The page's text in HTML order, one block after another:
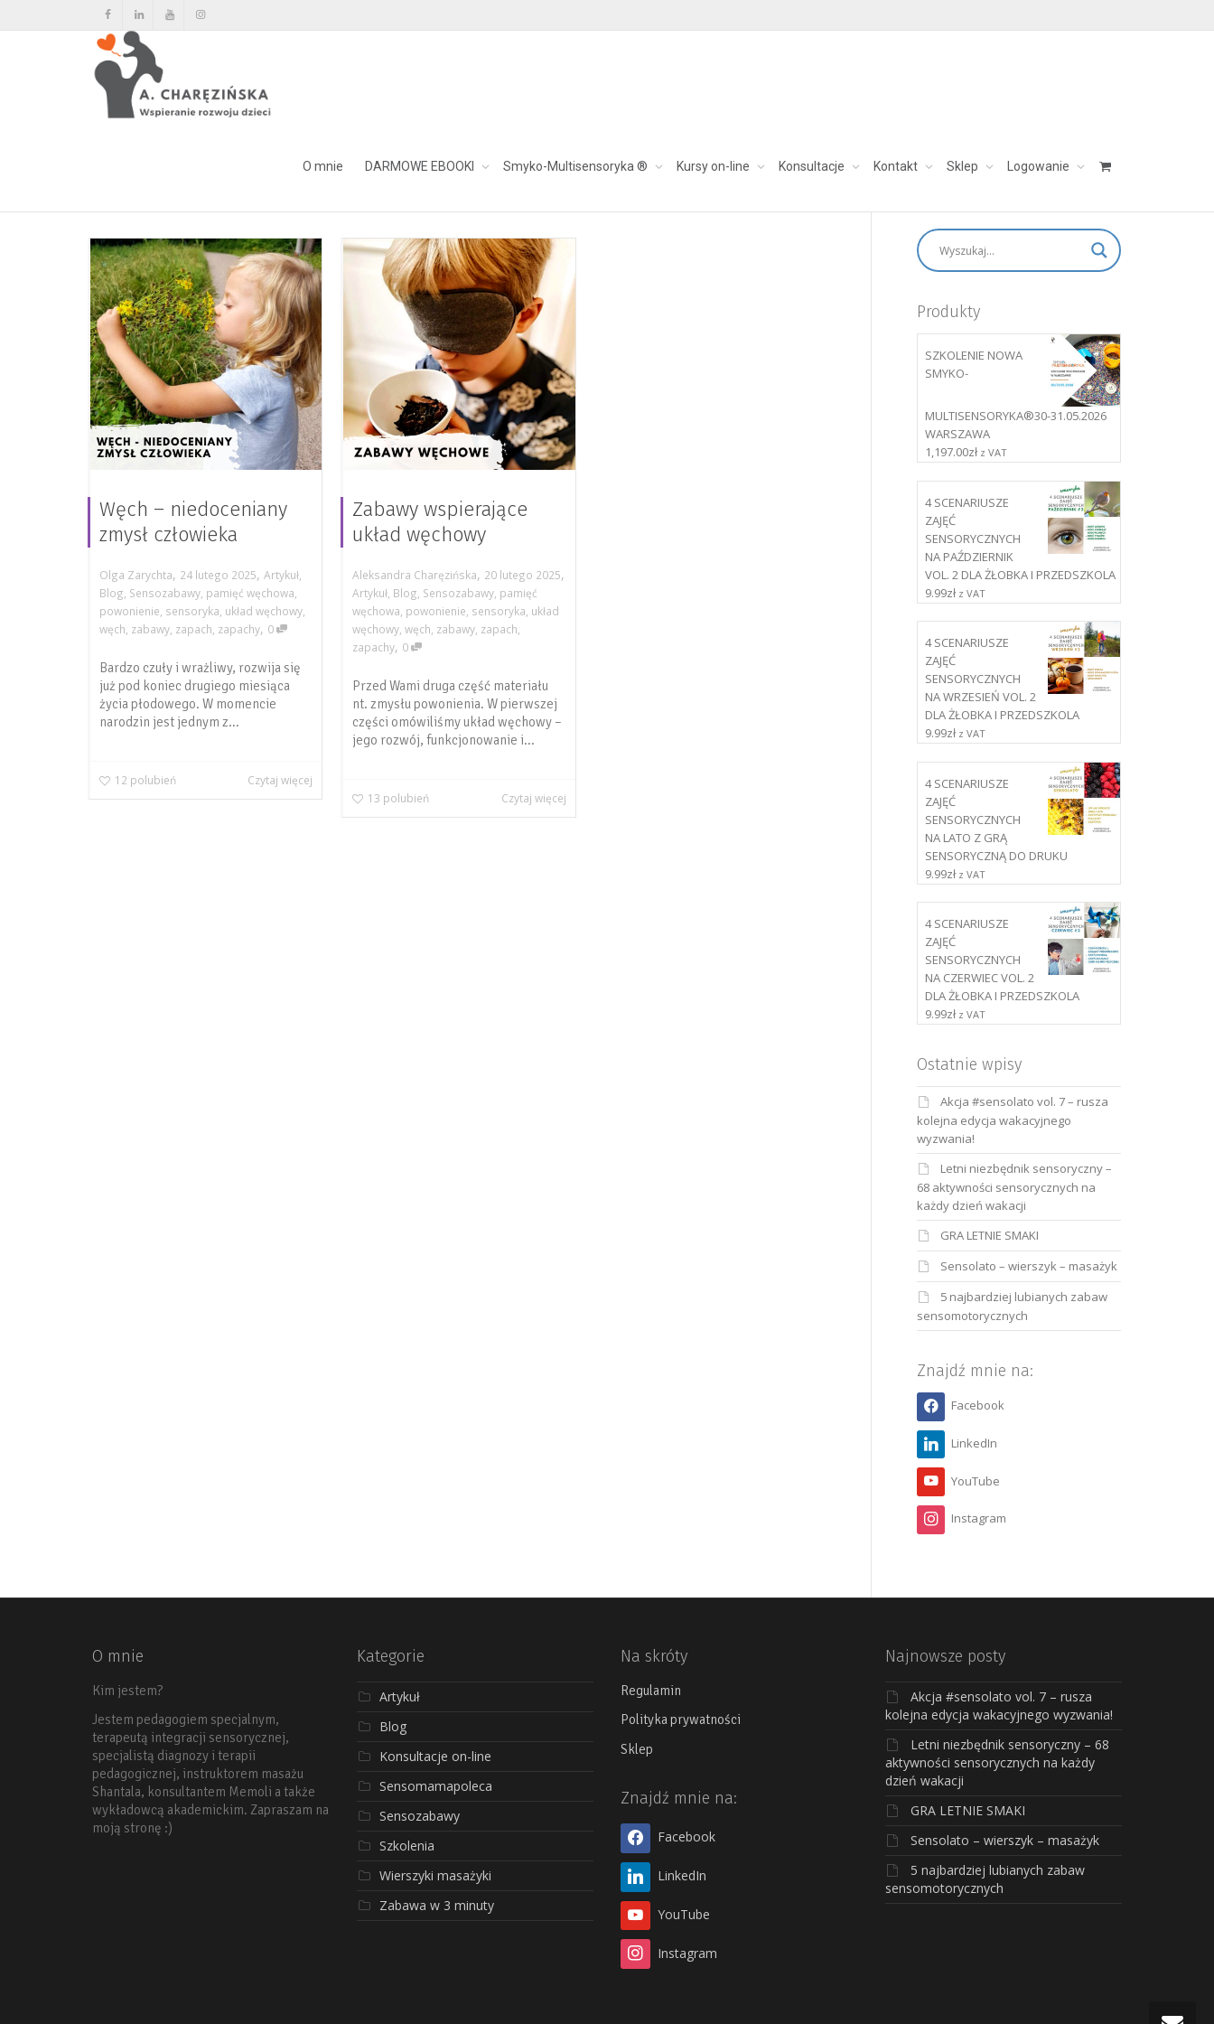
O mnie DARMOWE EBOOKI Smyko-Multisensoryka ® Kursy on-line Konsultacje Kontakt Sklep Logowanie
skontaktuj się: aleksandra@charezinska.pl
Węch – niedoceniany
zmysł człowieka
Olga Zarychta, 24 lutego 2025, Artykuł,
Blog, Sensozabawy, pamięć węchowa,
powonienie, sensoryka, układ węchowy,
węch, zabawy, zapach, zapachy, 0
Bardzo czuły i wrażliwy, rozwija się
już pod koniec drugiego miesiąca
życia płodowego. W momencie
narodzin jest jednym z...
12 polubień Czytaj więcej
Zabawy wspierające
układ węchowy
Aleksandra Charęzińska, 20 lutego 2025,
Artykuł, Blog, Sensozabawy, pamięć
węchowa, powonienie, sensoryka, układ
węchowy,węch, zabawy, zapach,
zapachy, 0
Przed Wami druga część materiału
nt. zmysłu powonienia. W pierwszej
części omówiliśmy układ węchowy –
jego rozwój, funkcjonowanie i...
13 polubień Czytaj więcej
Produkty
SZKOLENIE NOWA
SMYKO-
MULTISENSORYKA®30-31.05.2026
WARSZAWA
1,197.00zł z VAT
4 SCENARIUSZE
ZAJĘĆ
SENSORYCZNYCH
NA PAŹDZIERNIK
VOL. 2 DLA ŻŁOBKA I PRZEDSZKOLA
9.99zł z VAT
4 SCENARIUSZE
ZAJĘĆ
SENSORYCZNYCH
NA WRZESIEŃ VOL. 2
DLA ŻŁOBKA I PRZEDSZKOLA
9.99zł z VAT
4 SCENARIUSZE
ZAJĘĆ
SENSORYCZNYCH
NA LATO Z GRĄ
SENSORYCZNĄ DO DRUKU
9.99zł z VAT
4 SCENARIUSZE
ZAJĘĆ
SENSORYCZNYCH
NA CZERWIEC VOL. 2
DLA ŻŁOBKA I PRZEDSZKOLA
9.99zł z VAT
Ostatnie wpisy
Akcja #sensolato vol. 7 – rusza
kolejna edycja wakacyjnego
wyzwania!
Letni niezbędnik sensoryczny –
68 aktywności sensorycznych na
każdy dzień wakacji
GRA LETNIE SMAKI
Sensolato – wierszyk – masażyk
5 najbardziej lubianych zabaw
sensomotorycznych
Znajdź mnie na:
Facebook
LinkedIn
YouTube
Instagram
O mnie
Kim jestem?
Jestem pedagogiem specjalnym,
terapeutą integracji sensorycznej,
specjalistą diagnozy i terapii
pedagogicznej, instruktorem masażu
Shantala, konsultantem Memoli a także
wykładowcą akademickim. Zapraszam na
moją stronę :)
Kategorie
Artykuł
Blog
Konsultacje on-line
Sensomamapoleca
Sensozabawy
Szkolenia
Wierszyki masażyki
Zabawa w 3 minuty
Na skróty
Regulamin
Polityka prywatności
Sklep
Znajdź mnie na:
Facebook
LinkedIn
YouTube
Instagram
Najnowsze posty
Akcja #sensolato vol. 7 – rusza
kolejna edycja wakacyjnego wyzwania!
Letni niezbędnik sensoryczny – 68
aktywności sensorycznych na każdy
dzień wakacji
GRA LETNIE SMAKI
Sensolato – wierszyk – masażyk
5 najbardziej lubianych zabaw
sensomotorycznych